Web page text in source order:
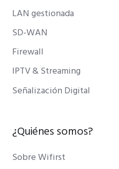
LAN gestionada
SD-WAN
Firewall
IPTV & Streaming
Señalización Digital
¿Quiénes somos?
Sobre Wifirst